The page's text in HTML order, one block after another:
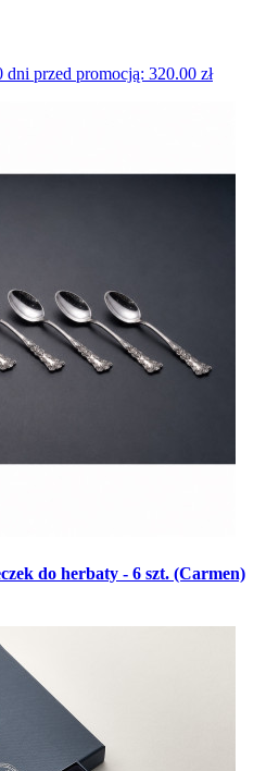
przed promocją: 320.00 zł
do herbaty - 6 szt. (Carmen)